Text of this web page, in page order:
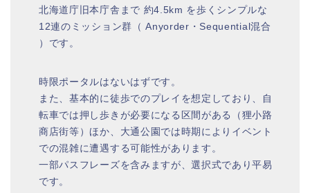
北海道庁旧本庁舎まで 約4.5km を歩くシンプルな
12連のミッション群（ Anyorder・Sequential混合
）です。
時限ポータルはないはずです。
また、基本的に徒歩でのプレイを想定しており、自
転車では押し歩きが必要になる区間がある（狸小路
商店街等）ほか、大通公園では時期によりイベント
での混雑に遭遇する可能性があります。
一部パスフレーズを含みますが、選択式であり平易
です。